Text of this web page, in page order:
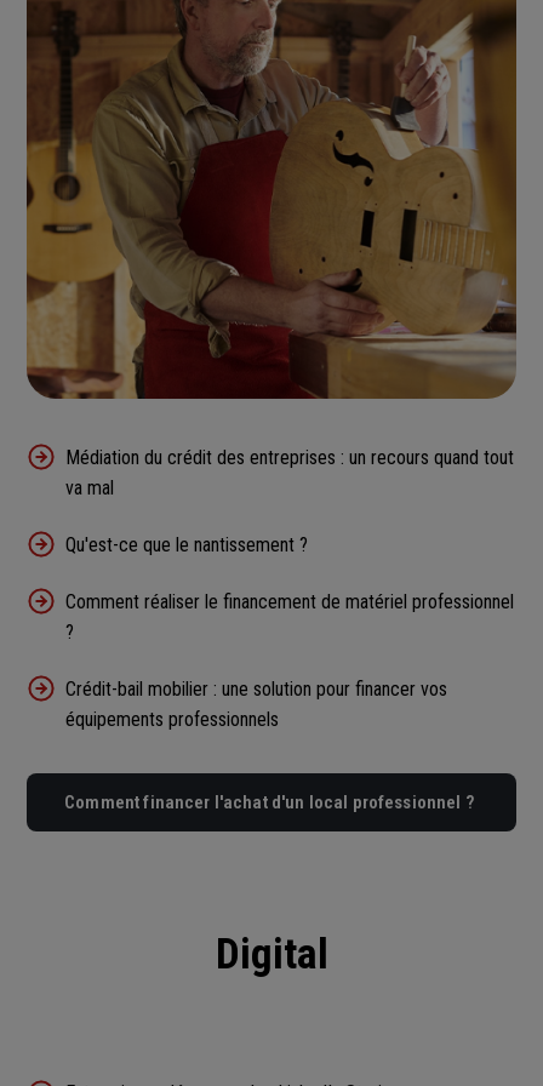
Médiation du crédit des entreprises : un recours quand tout
va mal
Qu'est-ce que le nantissement ?
Comment réaliser le financement de matériel professionnel
?
Crédit-bail mobilier : une solution pour financer vos
équipements professionnels
Comment financer l'achat d'un local professionnel ?
Digital